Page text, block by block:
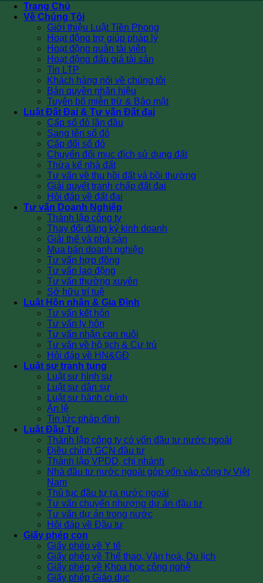
Trang Chủ
Về Chúng Tôi
Giới thiệu Luật Tiền Phong
Hoạt động trợ giúp pháp lý
Hoạt động quản tài viên
Hoạt động đấu giá tài sản
Tin LTP
Khách hàng nói về chúng tôi
Bản quyền nhãn hiệu
Tuyên bố miễn trừ & Bảo mật
Luật Đất Đai & Tư vấn Đất đai
Cấp sổ đỏ lần đầu
Sang tên sổ đỏ
Cấp đổi sổ đỏ
Chuyển đổi mục đích sử dụng đất
Thừa kế nhà đất
Tư vấn về thu hồi đất và bồi thường
Giải quyết tranh chấp đất đai
Hỏi đáp về đất đai
Tư vấn Doanh Nghiệp
Thành lập công ty
Thay đổi đăng ký kinh doanh
Giải thể và phá sản
Mua bán doanh nghiệp
Tư vấn hợp đồng
Tư vấn lao động
Tư vấn thường xuyên
Sở hữu trí tuệ
Luật Hôn nhân & Gia Đình
Tư vấn kết hôn
Tư vấn ly hôn
Tư vấn nhận con nuôi
Tư vấn về hộ tịch & Cư trú
Hỏi đáp về HN&GĐ
Luật sư tranh tụng
Luật sư hình sự
Luật sư dân sự
Luật sư hành chính
Án lệ
Tin tức pháp đình
Luật Đầu Tư
Thành lập công ty có vốn đầu tư nước ngoài
Điều chỉnh GCN đầu tư
Thành lập VPDD, chi nhánh
Nhà đầu tư nước ngoài góp vốn vào công ty Việt
Nam
Thủ tục đầu tư ra nước ngoài
Tư vấn chuyển nhượng dự án đầu tư
Tư vấn dự án trong nước
Hỏi đáp về Đầu tư
Giấy phép con
Giấy phép về Y tế
Giấy phép về Thể thao, Văn hoá, Du lịch
Giấy phép về Khoa học công nghệ
Giấy phép Giáo dục